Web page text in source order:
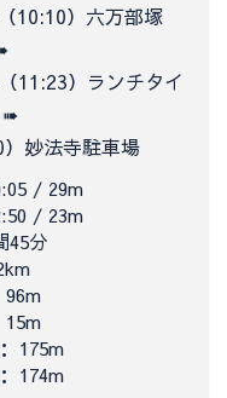
10:10）六万部塚
11:23）ランチタイ
➠
妙法寺駐車場
/ 29m
/ 23m
45分
96m
15m
175m
174m